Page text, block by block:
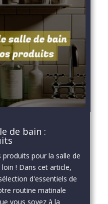
de bain :
produits pour la salle de
! Dans cet article,
d'essentiels de
routine matinale
vous soyez à la